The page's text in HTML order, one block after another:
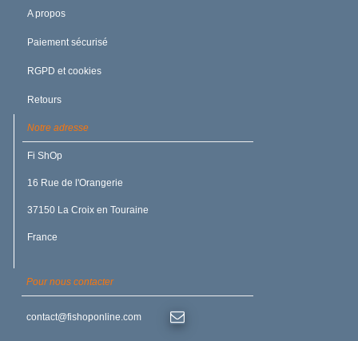
A propos
Paiement sécurisé
RGPD et cookies
Retours
Notre adresse
Fi ShOp
16 Rue de l'Orangerie
37150 La Croix en Touraine
France
Pour nous contacter
contact@fishoponline.com